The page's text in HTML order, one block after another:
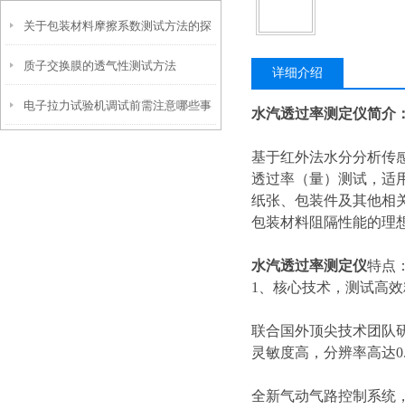
关于包装材料摩擦系数测试方法的探
讨
质子交换膜的透气性测试方法
电子拉力试验机调试前需注意哪些事
详细介绍
水汽透过率测定仪简介
基于红外法水分分析传
透过率（量）测试，适
纸张、包装件及其他相
包装材料阻隔性能的理
水汽透过率测定仪特点
1、核心技术，测试高
联合国外顶尖技术团队
灵敏度高，分辨率高达
全新气动气路控制系统